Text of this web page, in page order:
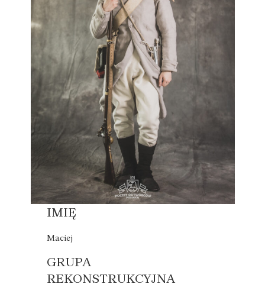
IMIĘ
Maciej
GRUPA
REKONSTRUKCYJNA